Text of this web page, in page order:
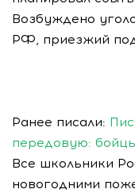
Возбуждено
РФ, приезжий
Ранее писали:
передовую:
Все школьники
новогодними